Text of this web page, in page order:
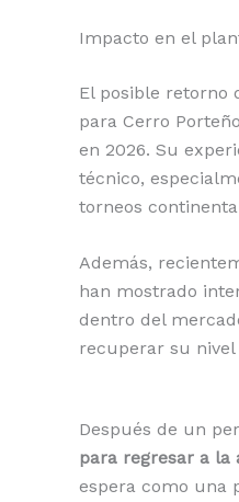
Impacto en el
El posible retorno
para Cerro
en 2026. Su
técnico,
torneos
Además,
han mostrado
dentro del
recuperar su
Después de un
para regresar a la
espera como una